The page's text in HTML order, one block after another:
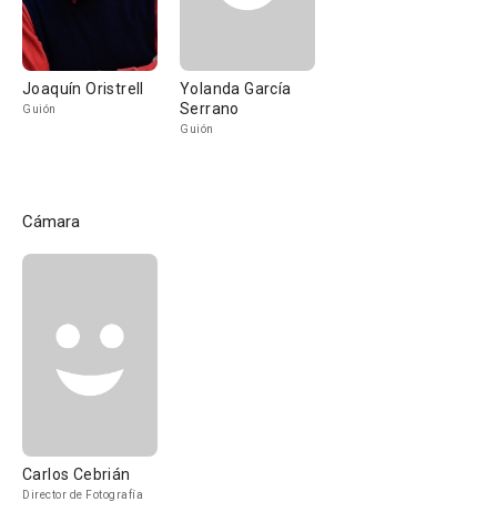
Joaquín Oristrell
Guión
Yolanda García
Serrano
Guión
Cámara
Carlos Cebrián
Director de Fotografía